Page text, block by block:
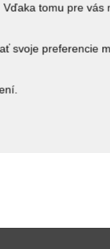
tomu pre vás
svoje preferencie